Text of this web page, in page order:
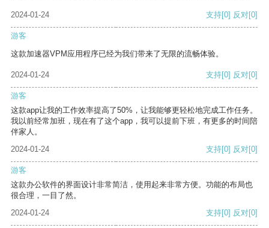
2024-01-24 支持[0] 反对[0]
游客
这款加速器VPM应用程序已经为我们带来了无限的流畅体验。
2024-01-24 支持[0] 反对[0]
游客
这款app让我的工作效率提高了50%，让我能够更轻松地完成工作任务。
我以前经常加班，现在有了这个app，我可以提前下班，有更多的时间陪
伴家人。
2024-01-24
支持[0] 反对[0]
游客
这款办公软件的界面设计非常简洁，使用起来非常方便。功能的布局也
很合理，一目了然。
2024-01-24
支持[0] 反对[0]